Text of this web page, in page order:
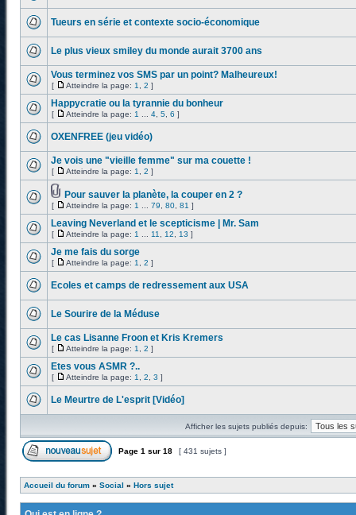
Tueurs en série et contexte socio-économique
Le plus vieux smiley du monde aurait 3700 ans
Vous terminez vos SMS par un point? Malheureux!
[ Atteindre la page: 1 2 ]
Happycratie ou la tyrannie du bonheur
[ Atteindre la page: 1 4 5 6 ]
OXENFREE (jeu vidéo)
Je vois une "vieille femme" sur ma couette !
[ Atteindre la page: 1 2 ]
Pour sauver la planète, la couper en 2 ?
[ Atteindre la page: 1 79 80 81 ]
Leaving Neverland et le scepticisme | Mr. Sam
[ Atteindre la page: 1 11 12 13 ]
Je me fais du sorge
[ Atteindre la page: 1 2 ]
Ecoles et camps de redressement aux USA
Le Sourire de la Méduse
Le cas Lisanne Froon et Kris Kremers
[ Atteindre la page: 1 2 ]
Etes vous ASMR ?..
[ Atteindre la page: 1 2 3 ]
Le Meurtre de L'esprit [Vidéo]
Afficher les sujets publiés depuis:
Page 1 sur 18 [ 431 sujets ]
Accueil du forum » Social » Hors sujet